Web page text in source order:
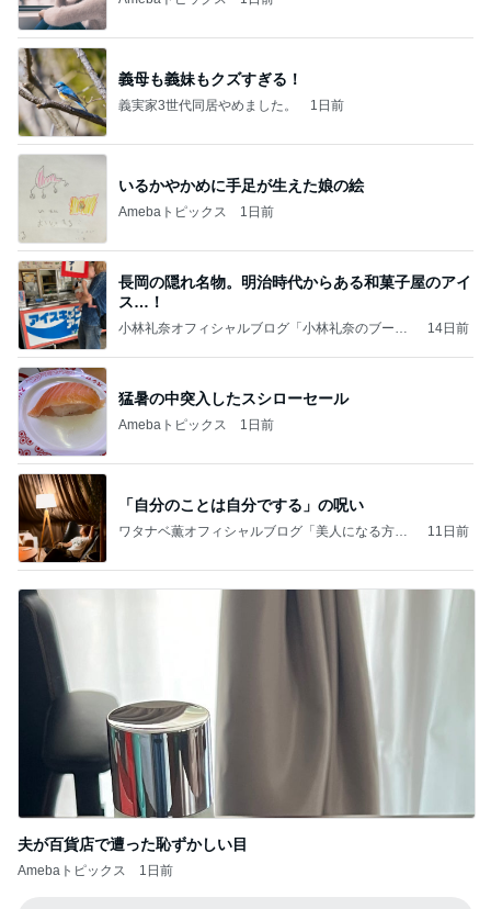
義母も義妹もクズすぎる！
義実家3世代同居やめました。 1日前
いるかやかめに手足が生えた娘の絵
Amebaトピックス 1日前
長岡の隠れ名物。明治時代からある和菓子屋のアイ
ス…！
小林礼奈オフィシャルブログ「小林礼奈のブーブ
14日前
猛暑の中突入したスシローセール
Amebaトピックス 1日前
「自分のことは自分でする」の呪い
ワタナベ薫オフィシャルブログ「美人になる方
11日前
夫が百貨店で遭った恥ずかしい目
Amebaトピックス 1日前